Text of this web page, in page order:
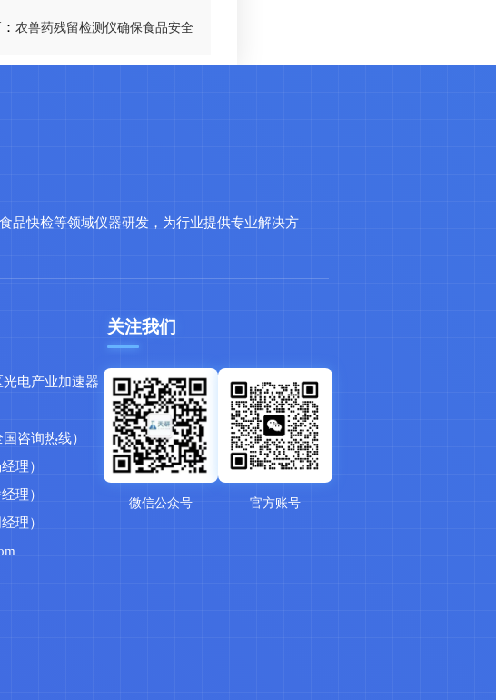
农兽药残留检测仪确保食品安全
品快检等领域仪器研发，为行业提供专业解决方
电产业加速器
咨询热线）
理）
理）
理）
关注我们
微信公众号 官方账号